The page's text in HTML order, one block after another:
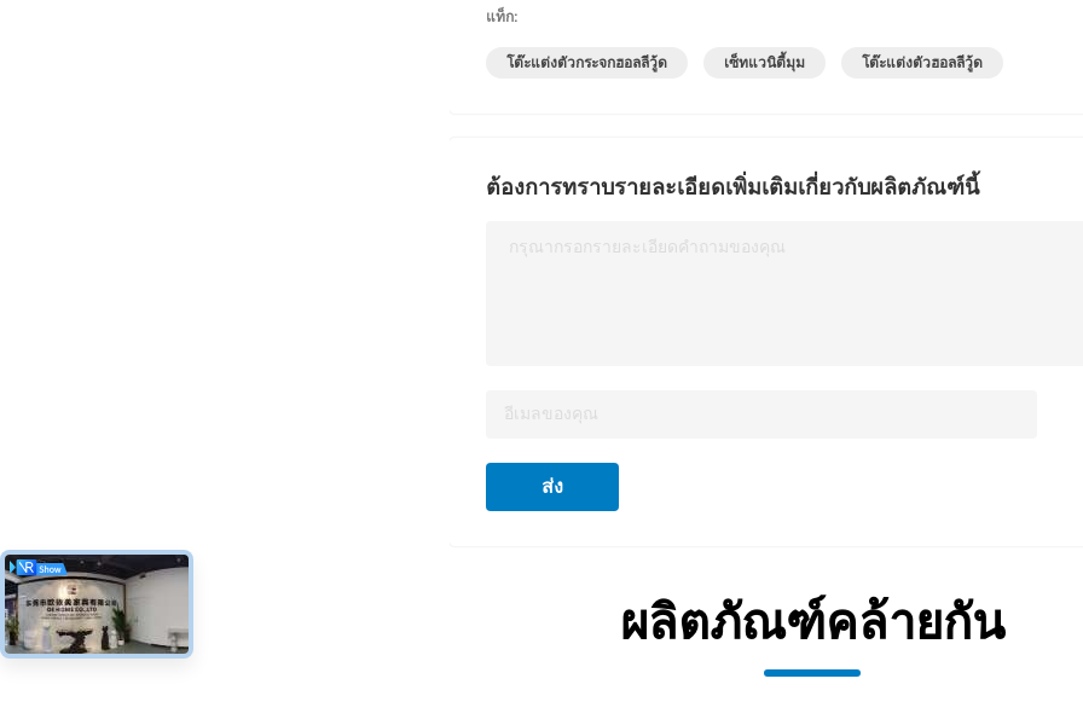
แท็ก:
โต๊ะแต่งตัวกระจกฮอลลีวู้ด เซ็ทแวนิตี้มุม โต๊ะแต่งตัวฮอลลีวู้ด
ต้องการทราบรายละเอียดเพิ่มเติมเกี่ยวกับผลิตภัณฑ์นี้
กรุณากรอกรายละเอียดคำถามของคุณ
ส่ง
ผลิตภัณฑ์คล้ายกัน